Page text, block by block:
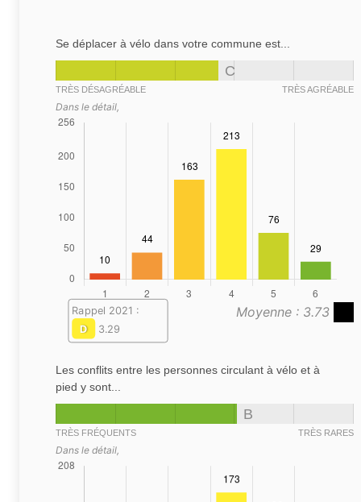
Se déplacer à vélo dans votre commune est...
C
TRÈS DÉSAGRÉABLE TRÈS AGRÉABLE
Dans le détail,
Moyenne : 3.73
Rappel 2021 :
D
3.29
Les conflits entre les personnes circulant à vélo et à
pied y sont...
B
TRÈS FRÉQUENTS TRÈS RARES
Dans le détail,